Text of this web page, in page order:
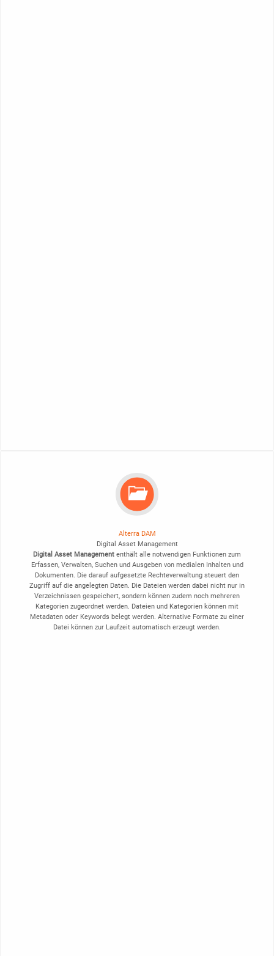
Alterra DAM
Digital Asset Management
Digital Asset Management enthält alle notwendigen Funktionen zum
Erfassen, Verwalten, Suchen und Ausgeben von medialen Inhalten und
Dokumenten. Die darauf aufgesetzte Rechteverwaltung steuert den
Zugriff auf die angelegten Daten. Die Dateien werden dabei nicht nur in
Verzeichnissen gespeichert, sondern können zudem noch mehreren
Kategorien zugeordnet werden. Dateien und Kategorien können mit
Metadaten oder Keywords belegt werden. Alternative Formate zu einer
Datei können zur Laufzeit automatisch erzeugt werden.